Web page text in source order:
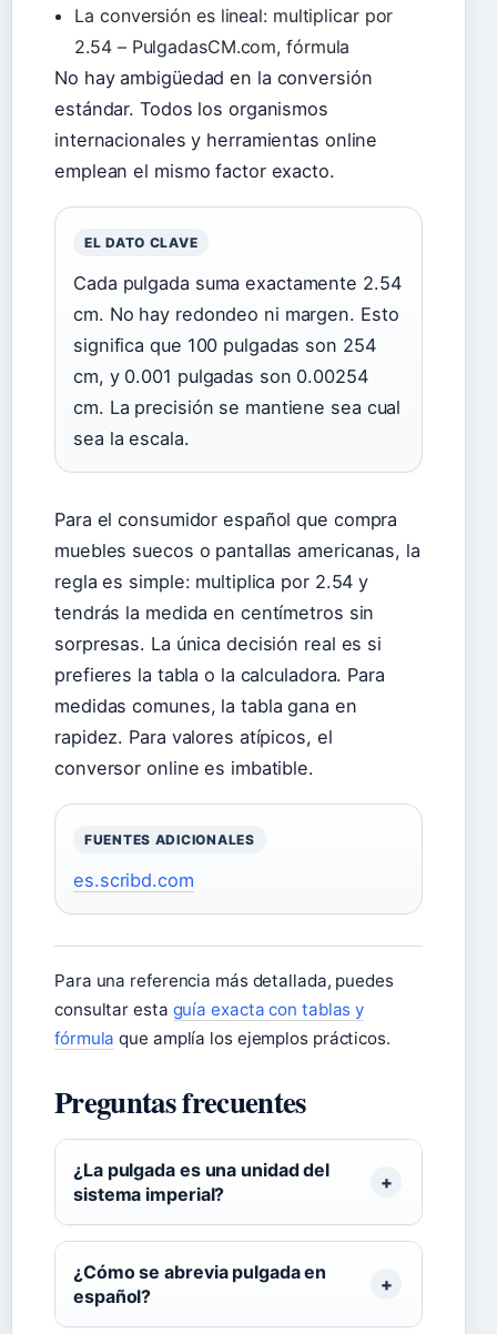
La conversión es lineal: multiplicar por
2.54 – PulgadasCM.com, fórmula
No hay ambigüedad en la conversión
estándar. Todos los organismos
internacionales y herramientas online
emplean el mismo factor exacto.
EL DATO CLAVE
Cada pulgada suma exactamente 2.54
cm. No hay redondeo ni margen. Esto
significa que 100 pulgadas son 254
cm, y 0.001 pulgadas son 0.00254
cm. La precisión se mantiene sea cual
sea la escala.
Para el consumidor español que compra
muebles suecos o pantallas americanas, la
regla es simple: multiplica por 2.54 y
tendrás la medida en centímetros sin
sorpresas. La única decisión real es si
prefieres la tabla o la calculadora. Para
medidas comunes, la tabla gana en
rapidez. Para valores atípicos, el
conversor online es imbatible.
FUENTES ADICIONALES
es.scribd.com
Para una referencia más detallada, puedes
consultar esta guía exacta con tablas y
fórmula que amplía los ejemplos prácticos.
Preguntas frecuentes
¿La pulgada es una unidad del
sistema imperial?
¿Cómo se abrevia pulgada en
español?